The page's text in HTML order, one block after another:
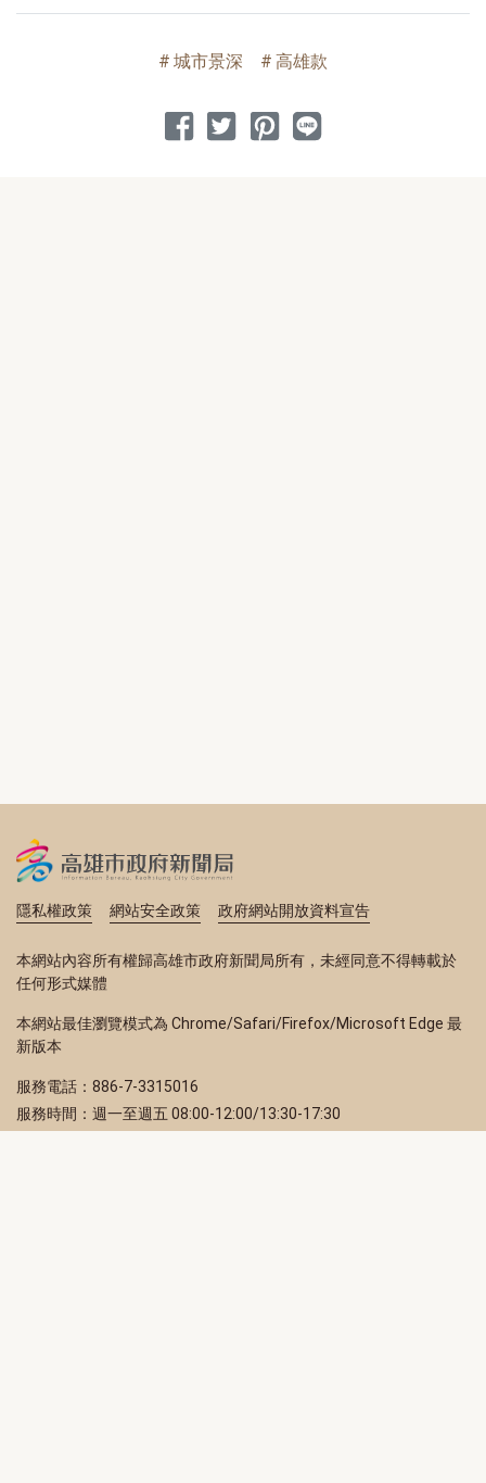
城市景深 高雄款
分享到 Facebook
分享到 Twitter
分享到 Pinterest
分享到 Line
隱私權政策 網站安全政策 政府網站開放資料宣告
本網站內容所有權歸高雄市政府新聞局所有，未經同意不得轉載於
任何形式媒體
本網站最佳瀏覽模式為 Chrome/Safari/Firefox/Microsoft Edge 最
新版本
服務電話：886-7-3315016
服務時間：週一至週五 08:00-12:00/13:30-17:30